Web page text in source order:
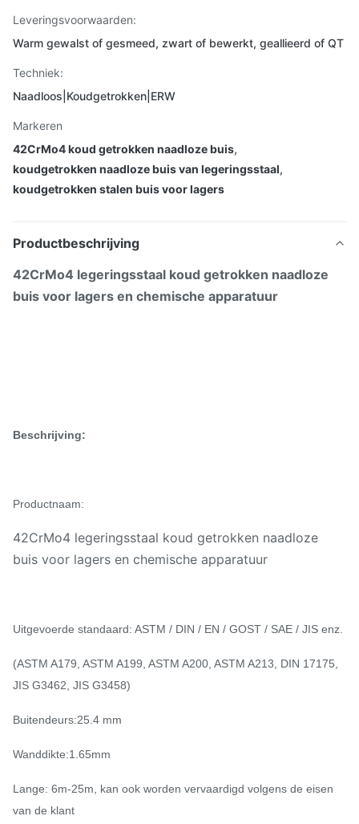
Leveringsvoorwaarden:
Warm gewalst of gesmeed, zwart of bewerkt, geallieerd of QT
Techniek:
Naadloos|Koudgetrokken|ERW
Markeren
42CrMo4 koud getrokken naadloze buis,
koudgetrokken naadloze buis van legeringsstaal,
koudgetrokken stalen buis voor lagers
Productbeschrijving
42CrMo4 legeringsstaal koud getrokken naadloze
buis voor lagers en chemische apparatuur
Beschrijving:
Productnaam:
42CrMo4 legeringsstaal koud getrokken naadloze
buis voor lagers en chemische apparatuur
Uitgevoerde standaard: ASTM / DIN / EN / GOST / SAE / JIS enz.
(ASTM A179, ASTM A199, ASTM A200, ASTM A213, DIN 17175,
JIS G3462, JIS G3458)
Buitendeurs:25.4 mm
Wanddikte:1.65mm
Lange: 6m-25m, kan ook worden vervaardigd volgens de eisen
van de klant